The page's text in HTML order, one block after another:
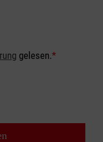
gelesen.*